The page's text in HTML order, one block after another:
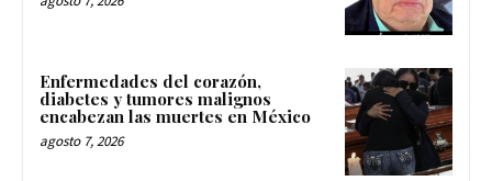
Enfermedades del corazón,
diabetes y tumores malignos
encabezan las muertes en México
agosto 7, 2026